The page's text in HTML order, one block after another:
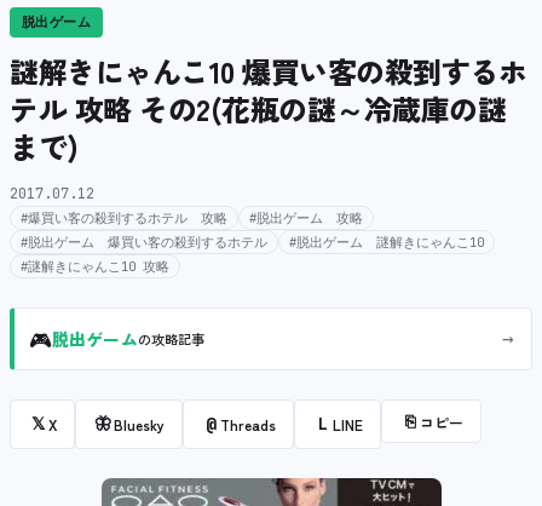
脱出ゲーム
謎解きにゃんこ10 爆買い客の殺到するホ
テル 攻略 その2(花瓶の謎～冷蔵庫の謎
まで)
2017.07.12
#爆買い客の殺到するホテル 攻略
#脱出ゲーム 攻略
#脱出ゲーム 爆買い客の殺到するホテル
#脱出ゲーム 謎解きにゃんこ10
#謎解きにゃんこ10 攻略
🎮脱出ゲームの攻略記事 →
𝕏X 🦋Bluesky @ Threads L LINE ⎘ コピー